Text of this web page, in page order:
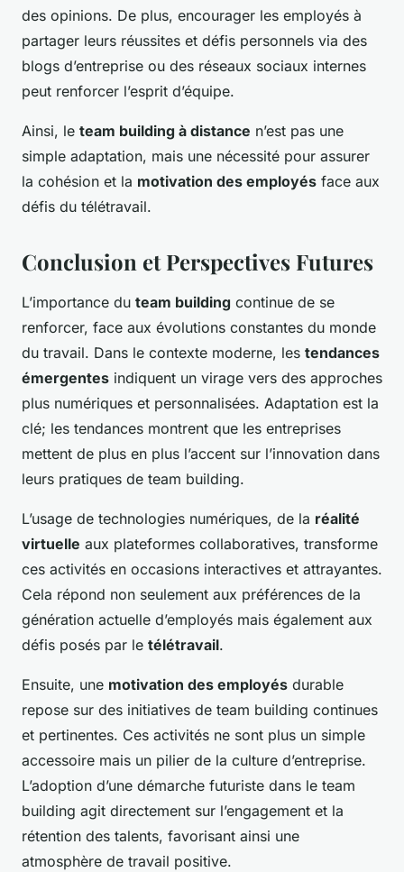
des opinions. De plus, encourager les employés à
partager leurs réussites et défis personnels via des
blogs d’entreprise ou des réseaux sociaux internes
peut renforcer l’esprit d’équipe.
Ainsi, le team building à distance n’est pas une
simple adaptation, mais une nécessité pour assurer
la cohésion et la motivation des employés face aux
défis du télétravail.
Conclusion et Perspectives Futures
L’importance du team building continue de se
renforcer, face aux évolutions constantes du monde
du travail. Dans le contexte moderne, les tendances
émergentes indiquent un virage vers des approches
plus numériques et personnalisées. Adaptation est la
clé; les tendances montrent que les entreprises
mettent de plus en plus l’accent sur l’innovation dans
leurs pratiques de team building.
L’usage de technologies numériques, de la réalité
virtuelle aux plateformes collaboratives, transforme
ces activités en occasions interactives et attrayantes.
Cela répond non seulement aux préférences de la
génération actuelle d’employés mais également aux
défis posés par le télétravail.
Ensuite, une motivation des employés durable
repose sur des initiatives de team building continues
et pertinentes. Ces activités ne sont plus un simple
accessoire mais un pilier de la culture d’entreprise.
L’adoption d’une démarche futuriste dans le team
building agit directement sur l’engagement et la
rétention des talents, favorisant ainsi une
atmosphère de travail positive.